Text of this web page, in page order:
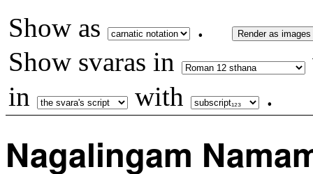
Show as . Render as images
Show svaras in
in
with .
Nagalingam